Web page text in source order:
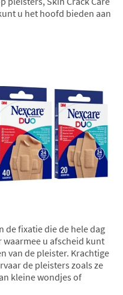
u het hoofd bieden aan
de fixatie die de hele dag
waarmee u afscheid kunt
van de pleister. Krachtige
de pleisters zoals ze
kleine wondjes of